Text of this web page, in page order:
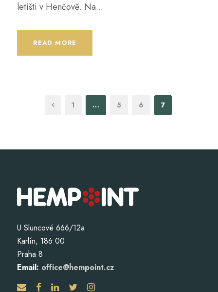
letišti v Henčově. Na...
READ MORE
1 … 5 6 7
U Sluncové 666/12a
Karlín, 186 00
Praha 8
Email: office@hempoint.cz